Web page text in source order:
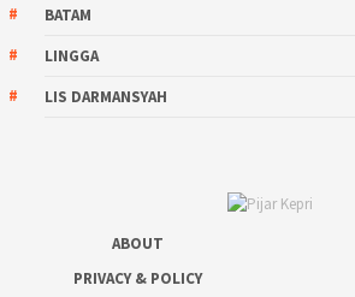
BATAM
LINGGA
LIS DARMANSYAH
ABOUT
PRIVACY & POLICY